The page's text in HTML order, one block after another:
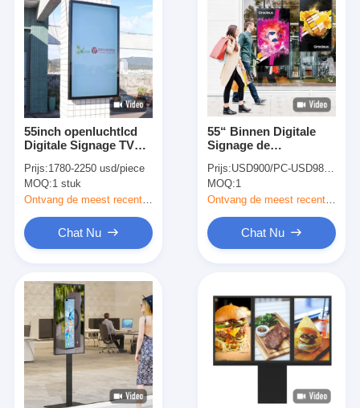
Huis
Producten
Video's
55inch openluchtlcd
Digitale Signage TV
Weerbestendige
3000nits
Prijs:1780-2250 usd/piece
MOQ:1 stuk
Ontvang de meest recente Prijs
Chat Nu
55“ Binnen Digitale
Signage de
van het het Scherm
Binnen Digitale Menu
Prijs:USD900/PC-USD980/PC
MOQ:1
Chat Nu